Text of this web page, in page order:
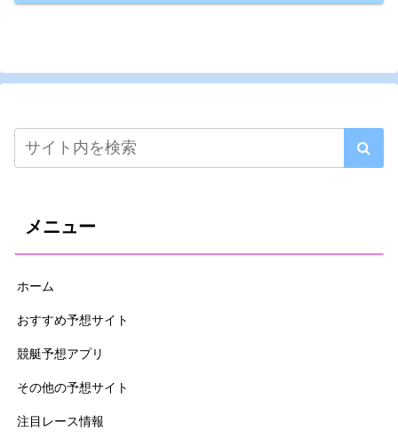
メニュー
ホーム
おすすめ予想サイト
競艇予想アプリ
その他の予想サイト
注目レース情報